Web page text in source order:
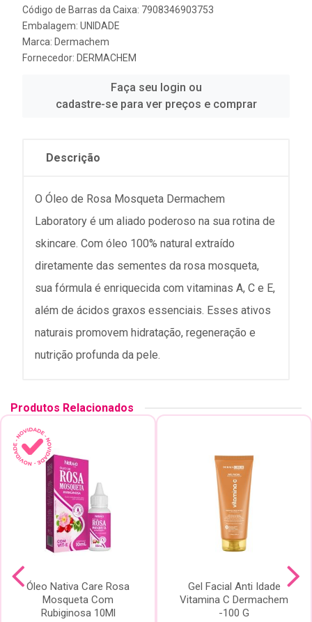
Código de Barras da Caixa: 7908346903753
Embalagem: UNIDADE
Marca: Dermachem
Fornecedor: DERMACHEM
Faça seu login ou
cadastre-se para ver preços e comprar
Descrição
O Óleo de Rosa Mosqueta Dermachem
Laboratory é um aliado poderoso na sua rotina de
skincare. Com óleo 100% natural extraído
diretamente das sementes da rosa mosqueta,
sua fórmula é enriquecida com vitaminas A, C e E,
além de ácidos graxos essenciais. Esses ativos
naturais promovem hidratação, regeneração e
nutrição profunda da pele.
Produtos Relacionados
Óleo Nativa Care Rosa
Mosqueta Com
Rubiginosa 10Ml
Gel Facial Anti Idade
Vitamina C Dermachem
-100 G